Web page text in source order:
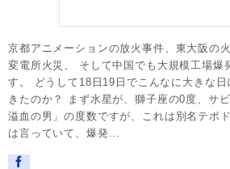
京都アニメーションの放火事件、東大阪の
変電所火災、 そして中国でも大規模工場爆
す。 どうして18日19日でこんなに大きな
きたのか？ まず水星が、獅子座の0度、サ
溢血の男」の度数ですが、これは別名テポ
は言っていて、爆発...